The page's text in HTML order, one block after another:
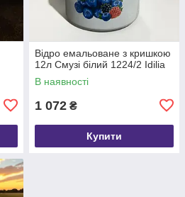
Відро емальоване з кришкою
12л Смузі білий 1224/2 Idilia
В наявності
1 072 ₴
Купити